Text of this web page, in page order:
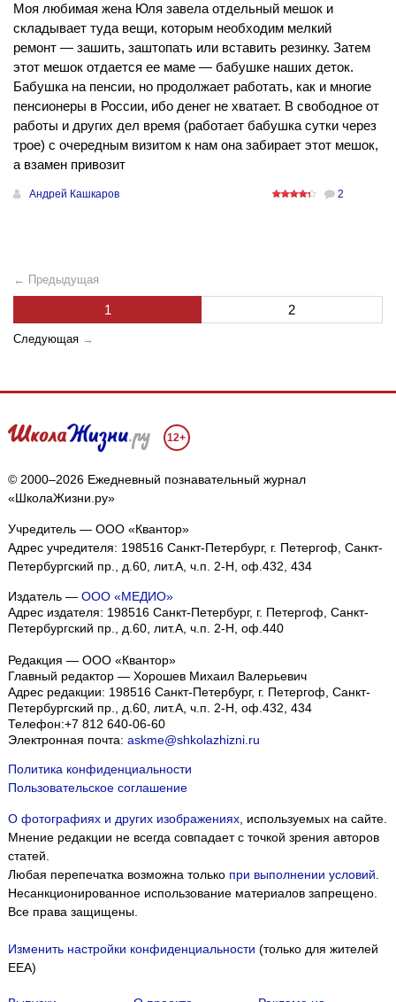
Моя любимая жена Юля завела отдельный мешок и
складывает туда вещи, которым необходим мелкий
ремонт — зашить, заштопать или вставить резинку. Затем
этот мешок отдается ее маме — бабушке наших деток.
Бабушка на пенсии, но продолжает работать, как и многие
пенсионеры в России, ибо денег не хватает. В свободное от
работы и других дел время (работает бабушка сутки через
трое) с очередным визитом к нам она забирает этот мешок,
а взамен привозит
Андрей Кашкаров 2
← Предыдущая
1 2
Следующая →
12+
© 2000–2026 Ежедневный познавательный журнал
«ШколаЖизни.ру»
Учредитель — ООО «Квантор»
Адрес учредителя: 198516 Санкт-Петербург, г. Петергоф, Санкт-
Петербургский пр., д.60, лит.А, ч.п. 2-Н, оф.432, 434
Издатель — ООО «МЕДИО»
Адрес издателя: 198516 Санкт-Петербург, г. Петергоф, Санкт-
Петербургский пр., д.60, лит.А, ч.п. 2-Н, оф.440
Редакция — ООО «Квантор»
Главный редактор — Хорошев Михаил Валерьевич
Адрес редакции: 198516 Санкт-Петербург, г. Петергоф Санкт-
Петербургский пр., д.60, лит.А, ч.п. 2-Н, оф.432, 434
Телефон:+7 812 640-06-60
Электронная почта: askme@shkolazhizni.ru
Политика конфиденциальности
Пользовательское соглашение
О фотографиях и других изображениях, используемых на сайте.
Мнение редакции не всегда совпадает с точкой зрения авторов
статей.
Любая перепечатка возможна только при выполнении условий
Несанкционированное использование материалов запрещено.
Все права защищены.
Изменить настройки конфиденциальности (только для жителей
EEA)